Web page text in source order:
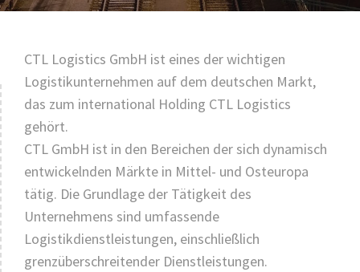
CTL Logistics GmbH ist eines der wichtigen
Logistikunternehmen auf dem deutschen Markt,
das zum international Holding CTL Logistics
gehört.
CTL GmbH ist in den Bereichen der sich dynamisch
entwickelnden Märkte in Mittel- und Osteuropa
tätig. Die Grundlage der Tätigkeit des
Unternehmens sind umfassende
Logistikdienstleistungen, einschließlich
grenzüberschreitender Dienstleistungen.